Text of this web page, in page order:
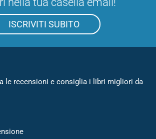
ISCRIVITI SUBITO
le recensioni e consiglia i libri migliori da